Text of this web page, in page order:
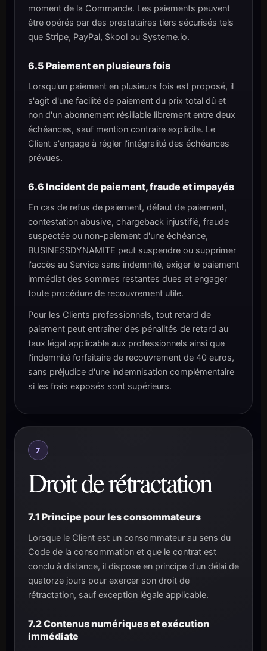
moment de la Commande. Les paiements peuvent
être opérés par des prestataires tiers sécurisés tels
que Stripe, PayPal, Skool ou Systeme.io.
6.5 Paiement en plusieurs fois
Lorsqu'un paiement en plusieurs fois est proposé, il
s'agit d'une facilité de paiement du prix total dû et
non d'un abonnement résiliable librement entre deux
échéances, sauf mention contraire explicite. Le
Client s'engage à régler l'intégralité des échéances
prévues.
6.6 Incident de paiement, fraude et impayés
En cas de refus de paiement, défaut de paiement,
contestation abusive, chargeback injustifié, fraude
suspectée ou non-paiement d'une échéance,
BUSINESSDYNAMITE peut suspendre ou supprimer
l'accès au Service sans indemnité, exiger le paiement
immédiat des sommes restantes dues et engager
toute procédure de recouvrement utile.
Pour les Clients professionnels, tout retard de
paiement peut entraîner des pénalités de retard au
taux légal applicable aux professionnels ainsi que
l'indemnité forfaitaire de recouvrement de 40 euros,
sans préjudice d'une indemnisation complémentaire
si les frais exposés sont supérieurs.
7
Droit de rétractation
7.1 Principe pour les consommateurs
Lorsque le Client est un consommateur au sens du
Code de la consommation et que le contrat est
conclu à distance, il dispose en principe d'un délai de
quatorze jours pour exercer son droit de
rétractation, sauf exception légale applicable.
7.2 Contenus numériques et exécution
immédiate